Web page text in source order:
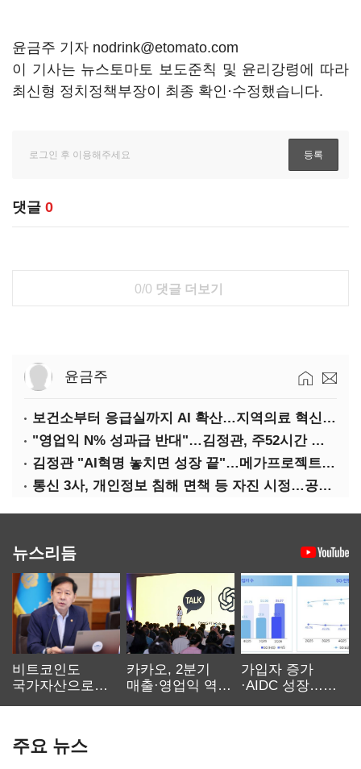
윤금주 기자 nodrink@etomato.com
이 기사는 뉴스토마토 보도준칙 및 윤리강령에 따라
최신형 정치정책부장이 최종 확인·수정했습니다.
댓글 0
0/0 댓글 더보기
윤금주
보건소부터 응급실까지 AI 확산…지역의료 혁신 본격화
"영업익 N% 성과급 반대"…김정관, 주52시간 손질 예고
김정관 "AI혁명 놓치면 성장 끝"…메가프로젝트·메가특구 속도전
통신 3사, 개인정보 침해 면책 등 자진 시정…공정위 "이용자 권리 강화"
뉴스리듬
비트코인도
국가자산으로…'
카카오, 2분기
매출·영업익 역대
가입자 증가
·AIDC 성장…
주요 뉴스